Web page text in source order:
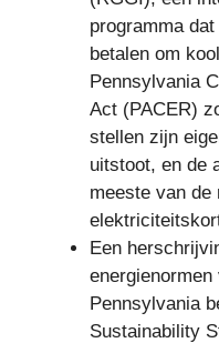
programma
betalen om
Pennsylvania
Act (PACER)
stellen zijn
uitstoot, en de
meeste van de
Een
Pennsylvania
Sustainability